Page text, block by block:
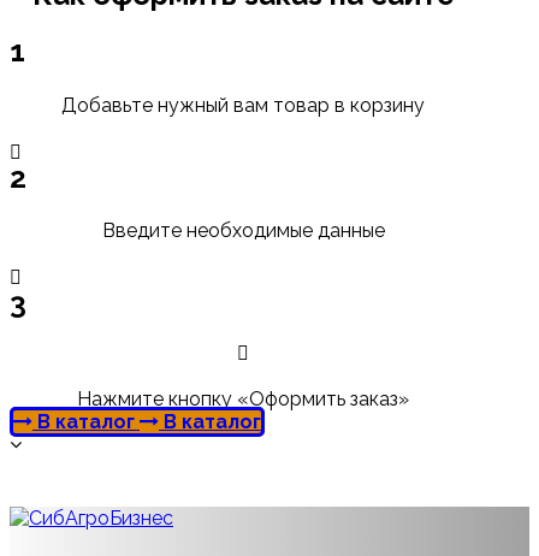
1
Добавьте нужный вам товар в корзину
2
Введите необходимые данные
3
Нажмите кнопку «Оформить заказ»
В каталог
В каталог